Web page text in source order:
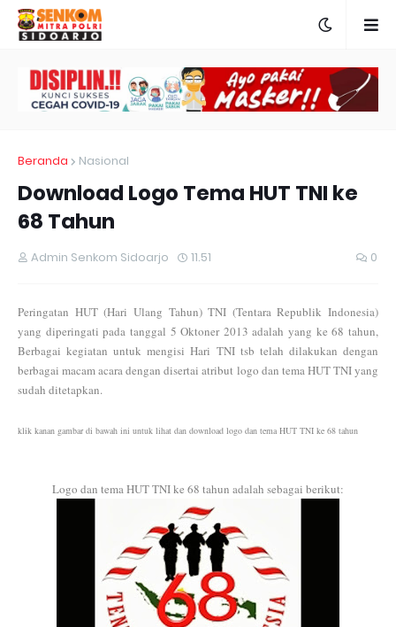
Beranda Nasional
Download Logo Tema HUT TNI ke
68 Tahun
Admin Senkom Sidoarjo 11.51 0
Peringatan HUT (Hari Ulang Tahun) TNI (Tentara Republik Indonesia)
yang diperingati pada tanggal 5 Oktoner 2013 adalah yang ke 68 tahun,
Berbagai kegiatan untuk mengisi Hari TNI tsb telah dilakukan dengan
berbagai macam acara dengan disertai atribut logo dan tema HUT TNI yang
sudah ditetapkan.
klik kanan gambar di bawah ini untuk lihat dan download logo dan tema HUT TNI ke 68 tahun
Logo dan tema HUT TNI ke 68 tahun adalah sebagai berikut: